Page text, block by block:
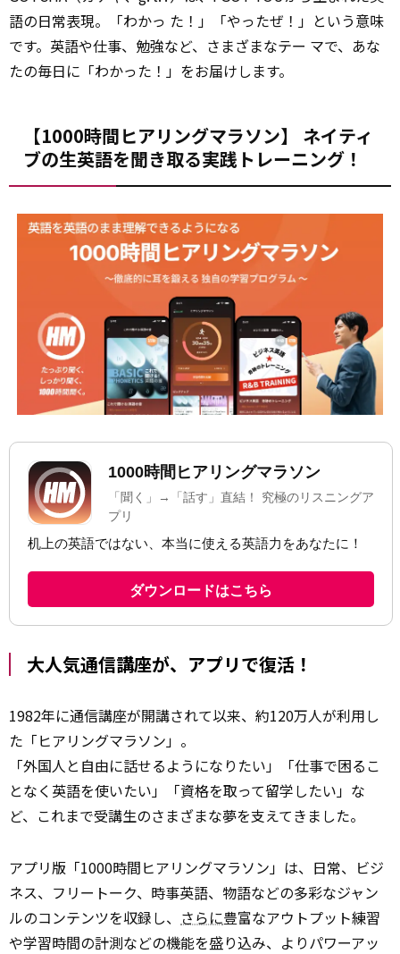
語の日常表現。「わかっ た！」「やったぜ！」という意味
です。英語や仕事、勉強など、さまざまなテー マで、あな
たの毎日に「わかった！」をお届けします。
【1000時間ヒアリングマラソン】 ネイティ
ブの生英語を聞き取る実践トレーニング！
大人気通信講座が、アプリで復活！
1982年に通信講座が開講されて以来、約120万人が利用し
た「ヒアリングマラソン」。
「外国人と自由に話せるようになりたい」「仕事で困るこ
となく英語を使いたい」「資格を取って留学したい」な
ど、これまで受講生のさまざまな夢を支えてきました。
アプリ版「1000時間ヒアリングマラソン」は、日常、ビジ
ネス、フリートーク、時事英語、物語などの多彩なジャン
ルのコンテンツを収録し、 さらに豊富なアウトプット練習
や学習時間の計測などの機能を盛り込み、よりパワーアッ